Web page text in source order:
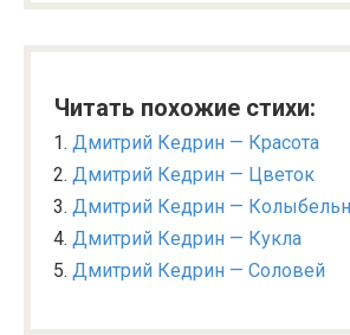
Читать похожие стихи:
Дмитрий Кедрин — Красота
Дмитрий Кедрин — Цветок
Дмитрий Кедрин —
Дмитрий Кедрин — Кукла
Дмитрий Кедрин — Соловей